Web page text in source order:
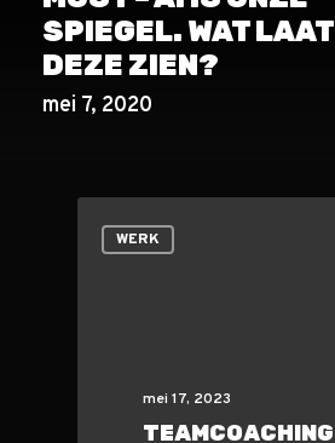
SPIEGEL. WAT LAAT
DEZE ZIEN?
mei 7, 2020
WERK
mei 17, 2023
TEAMCOACHING